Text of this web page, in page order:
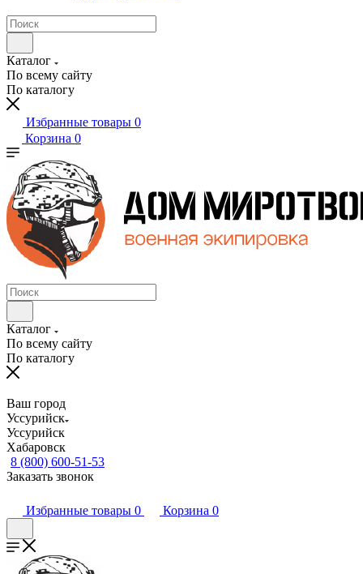
Каталог
По всему сайту
По каталогу
Избранные товары 0
Корзина 0
Каталог
По всему сайту
По каталогу
Ваш город
Уссурийск
Уссурийск
Хабаровск
8 (800) 600-51-53
Заказать звонок
Избранные товары 0 Корзина 0